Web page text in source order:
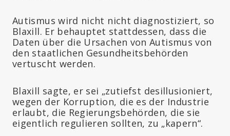
Autismus wird nicht nicht diagnostiziert, so
Blaxill. Er behauptet stattdessen, dass die
Daten über die Ursachen von Autismus von
den staatlichen Gesundheitsbehörden
vertuscht werden.
Blaxill sagte, er sei „zutiefst desillusioniert,
wegen der Korruption, die es der Industrie
erlaubt, die Regierungsbehörden, die sie
eigentlich regulieren sollten, zu „kapern“.